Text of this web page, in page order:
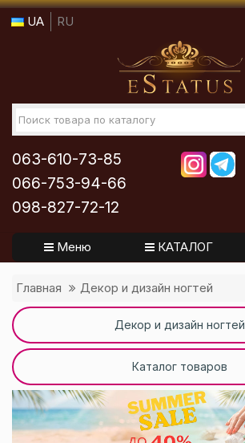
UA RU
063-610-73-85
066-753-94-66
098-827-72-12
Меню КАТАЛОГ
Главная Декор и дизайн ногтей
Декор и дизайн ногтей
Каталог товаров